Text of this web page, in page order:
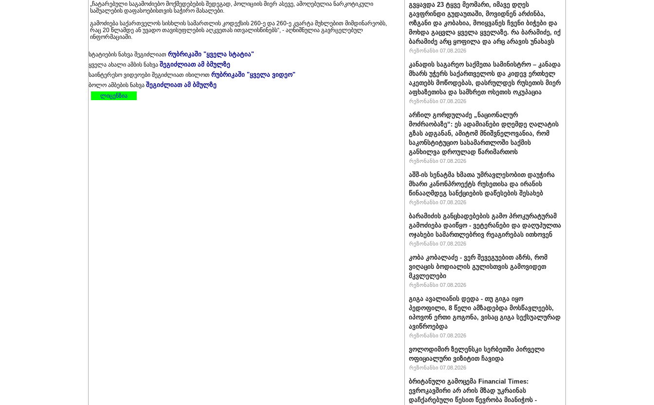
„ჩატარებული საგამოძიებო მოქმედებების შედეგად, პოლიციის მიერ ასევე, ამოღებულია ნარკოტიკული
საშუალების დაფასოებისთვის საჭირო მასალები.
გამოძიება საქართველოს სისხლის სამართლის კოდექსის 260-ე და 260-ე კვარტა მუხლებით მიმდინარეობს,
რაც 20 წლამდე ან უვადო თავისუფლების აღკვეთას ითვალისწინებს“, - აღნიშნულია გავრცელებულ
ინფორმაციაში.
სტატიების ნახვა შეგიძლიათ რუბრიკაში "ყველა სტატია"
ყველა ახალი ამბის ნახვა შეგიძლიათ ამ ბმულზე
საინტერესო ვიდეოები შეგიძლიათ იხილოთ რუბრიკაში "ყველა ვიდეო"
ბოლო ამბების ნახვა შეგიძლიათ ამ ბმულზე
ლიცენზია
გვყავდა 23 ტყვე მეომარი, იმავე დღეს
გავფრინდი გუდაუთაში, მოვიდნენ არძინბა,
ოზგანი და კობახია, მოიყვანეს ჩვენი ბიჭები და
მოხდა გაცვლა ყველა ყველაზე. რა ბარამიძე, იქ
ბარამიძე არც ყოფილა და არც არავის უნახავს
რეზონანსი 07.08.2026
კანადის საგარეო საქმეთა სამინისტრო – კანადა
მხარს უჭერს საქართველოს და კიდევ ერთხელ
აკეთებს მოწოდებას, დასრულდეს რუსეთის მიერ
აფხაზეთისა და სამხრეთ ოსეთის ოკუპაცია
რეზონანსი 07.08.2026
არჩილ გორდულაძე „ნაციონალურ
მოძრაობაზე“: ეს ადამიანები დღემდე ღალატის
გზას ადგანან, ამიტომ მნიშვნელოვანია, რომ
საკონსტიტუციო სასამართლოში საქმის
განხილვა დროულად წარიმართოს
რეზონანსი 07.08.2026
აშშ-ის სენატმა ხმათა უმრავლესობით დაუჭირა
მხარი კანონპროექტს რუსეთისა და ირანის
წინააღმდეგ სანქციების დაწესების შესახებ
რეზონანსი 07.08.2026
ბარამიძის განცხადებების გამო პროკურატურამ
გამოძიება დაიწყო - ვეტერანები და დაღუპულთა
ოჯახები სამართლებრივ რეაგირებას ითხოვენ
რეზონანსი 07.08.2026
კობა კობალაძე - ვერ შევეგუებით აზრს, რომ
ვიღაცის ბოდიალის გულისთვის გამოვიდეთ
მკვლელები
რეზონანსი 07.08.2026
გიგა ავალიანის დედა - თუ გიგა იყო
პედოფილი, 8 წელი ამზადებდა მოსწავლეებს,
იპოვონ ერთი გოგონა, ვისაც გიგა სექსუალურად
ავიწროებდა
რეზონანსი 07.08.2026
ვოლოდიმირ ზელენსკი სერბეთში პირველი
ოფიციალური ვიზიტით ჩავიდა
რეზონანსი 07.08.2026
ბრიტანული გამოცემა Financial Times:
ევროკავშირი არ არის მზად უკრაინას
დაჩქარებული წესით წევრობა მიანიჭოს -